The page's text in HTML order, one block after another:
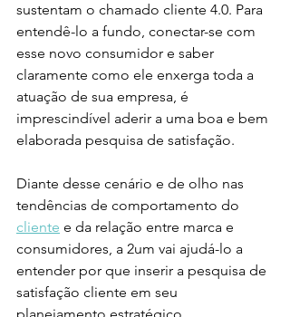
sustentam o chamado cliente 4.0. Para
entendê-lo a fundo, conectar-se com
esse novo consumidor e saber
claramente como ele enxerga toda a
atuação de sua empresa, é
imprescindível aderir a uma boa e bem
elaborada pesquisa de satisfação.
Diante desse cenário e de olho nas
tendências de comportamento do
cliente e da relação entre marca e
consumidores, a 2um vai ajudá-lo a
entender por que inserir a pesquisa de
satisfação cliente em seu